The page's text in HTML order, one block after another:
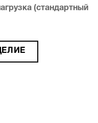
(стандартный